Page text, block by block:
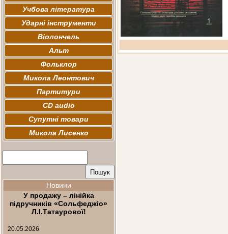
Учбова література
Ударні інструменти
Віолончель
Альт
Фольклор
Микола Леонтович
Партитури
CD audio
Супутні товари
Микола Лисенко
Новини
У продажу – лінійка
підручників «Сольфеджіо»
Л.І.Татаурової!
20.05.2026